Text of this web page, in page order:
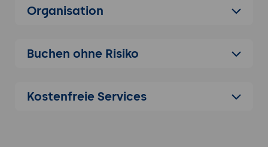
eines Taiga-Kontos und zur Navigation in
der Benutzeroberfläche.
Erstellung und Konfiguration eines neuen
anforderungen.
Organisation
Buchen ohne Risiko
Kostenfreie Services